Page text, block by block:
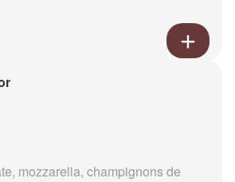
mozzarella, champignons de